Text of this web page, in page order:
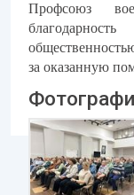
Профсоюз
за оказанную